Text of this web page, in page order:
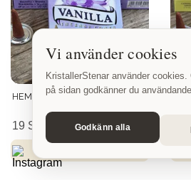
HEM - Vanilla, rökelsekoner
19 SEK 19
Vi använder cookies
KristallerStenar använder
på sidan godkänner du
Godkänn alla